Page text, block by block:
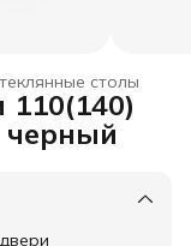
столы
черный